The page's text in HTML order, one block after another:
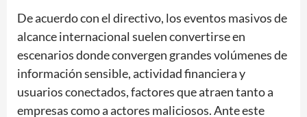
De acuerdo con el directivo, los eventos masivos de
alcance internacional suelen convertirse en
escenarios donde convergen grandes volúmenes de
información sensible, actividad financiera y
usuarios conectados, factores que atraen tanto a
empresas como a actores maliciosos. Ante este